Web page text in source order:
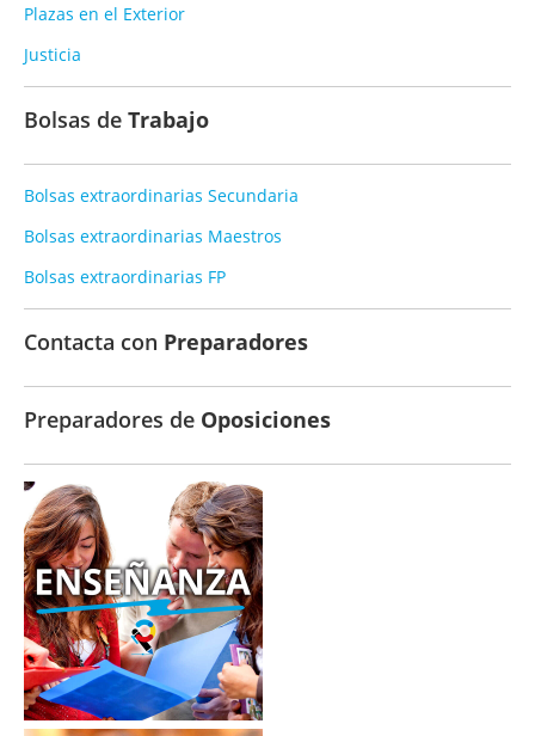
Plazas en el Exterior
Justicia
Bolsas de Trabajo
Bolsas extraordinarias Secundaria
Bolsas extraordinarias Maestros
Bolsas extraordinarias FP
Contacta con Preparadores
Preparadores de Oposiciones